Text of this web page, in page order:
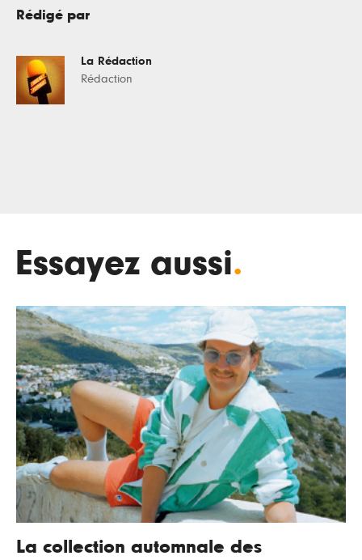
Rédigé par
La Rédaction
Rédaction
Essayez aussi.
La collection automnale des